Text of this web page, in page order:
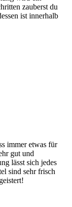
zauberst du
ist innerhalb
immer etwas für
gut und
lässt sich jedes
sind sehr frisch